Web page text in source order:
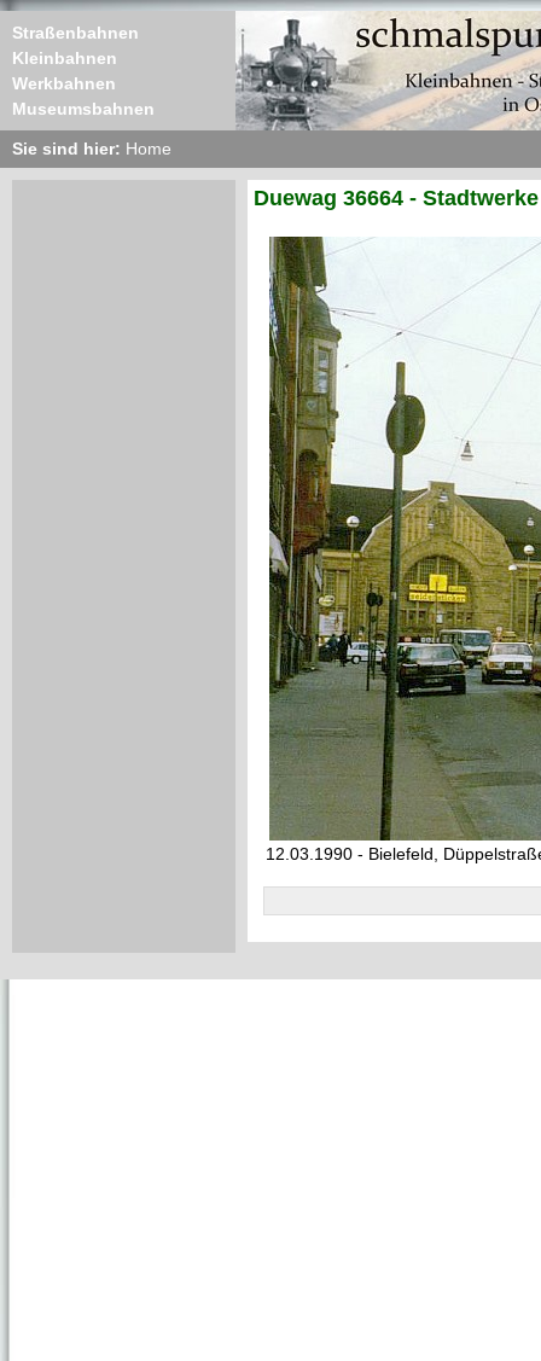
Straßenbahnen
Kleinbahnen
Werkbahnen
Museumsbahnen
Sie sind hier: Home
Duewag 36664 -
12.03.1990 - Bielefeld,